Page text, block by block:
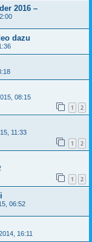
2016 –
dazu
08:15
1 2
11:33
1 2
1 2
06:52
16:11